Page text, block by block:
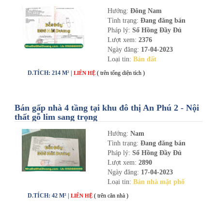
Hướng: Đông Nam
Tình trạng: Đang đăng bán
Pháp lý: Sổ Hồng Đầy Đủ
Lượt xem: 2376
Ngày đăng: 17-04-2023
Loại tin: Bán đất
D.TÍCH: 214 M² | LIÊN HỆ ( trên tổng diện tích )
Bán gấp nhà 4 tầng tại khu đô thị An Phú 2 - Nội
thất gỗ lim sang trọng
Hướng: Nam
Tình trạng: Đang đăng bán
Pháp lý: Sổ Hồng Đầy Đủ
Lượt xem: 2890
Ngày đăng: 17-04-2023
Loại tin: Bán nhà mặt phố
D.TÍCH: 42 M² | LIÊN HỆ ( trên căn nhà )